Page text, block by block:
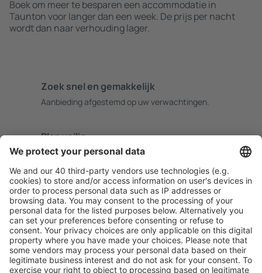
Boek om meer te besparen een accommodatie in
Taunton voor langer dan een week. De prijs per nacht
wordt dan naar verhouding lager.
Zoek snel en gemakkelijk
Aanbieding afgestemd op uw verwachtingen.
Plan veilig
Zorgeloos boeken met gratiss annuleringsopties.
Bespaar meer
Reisaanbiedingen en speciale aanbiedingen voor
geregistreerde gebruikers.
Accommodaties die u bevallen
Kies uit meer dan 1,3 miljoen accommodaties: hotels,
jeugdherbergen, appartementen en meer.